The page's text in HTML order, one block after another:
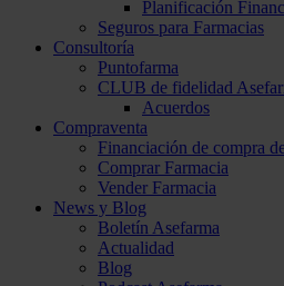
Planificación
Seguros para Farmacias
Consultoría
Puntofarma
CLUB de fidelidad
Acuerdos
Compraventa
Financiación de compra
Comprar Farmacia
Vender Farmacia
News y Blog
Boletín Asefarma
Actualidad
Blog